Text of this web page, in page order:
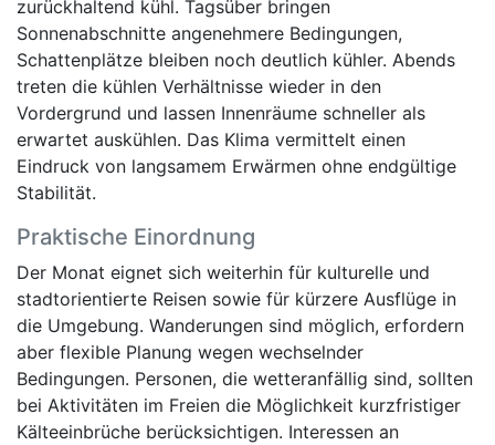
zurückhaltend kühl. Tagsüber bringen
Sonnenabschnitte angenehmere Bedingungen,
Schattenplätze bleiben noch deutlich kühler. Abends
treten die kühlen Verhältnisse wieder in den
Vordergrund und lassen Innenräume schneller als
erwartet auskühlen. Das Klima vermittelt einen
Eindruck von langsamem Erwärmen ohne endgültige
Stabilität.
Praktische Einordnung
Der Monat eignet sich weiterhin für kulturelle und
stadtorientierte Reisen sowie für kürzere Ausflüge in
die Umgebung. Wanderungen sind möglich, erfordern
aber flexible Planung wegen wechselnder
Bedingungen. Personen, die wetteranfällig sind, sollten
bei Aktivitäten im Freien die Möglichkeit kurzfristiger
Kälteeinbrüche berücksichtigen. Interessen an